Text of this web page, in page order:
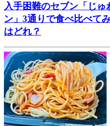
入手困難のセブン「じ
ン」3通りで食べ比べて
はどれ？